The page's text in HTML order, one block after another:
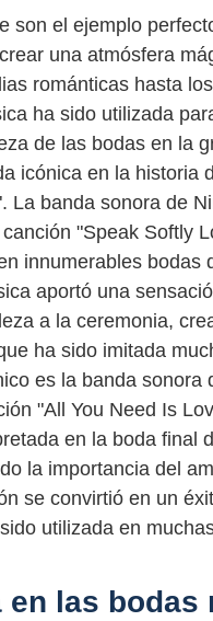
son el ejemplo
una atmósfera
románticas hasta
ha sido utilizada
de las bodas en la
icónica en la historia
La banda sonora de
"Speak Softly
innumerables bodas
aportó una
a la ceremonia,
ha sido imitada
es la banda sonora
"All You Need Is
en la boda final
la importancia del
se convirtió en un
utilizada en
en las bodas